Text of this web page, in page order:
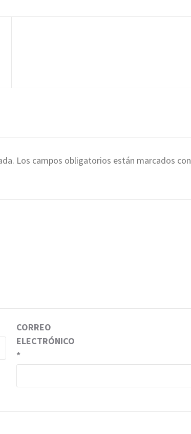
Los campos obligatorios están marcados con
CORREO
ELECTRÓNICO
*